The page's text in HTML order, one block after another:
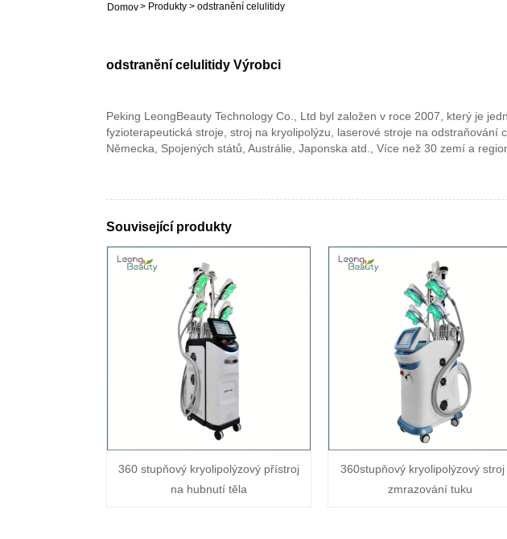
Domov> Produkty > odstranění celulitidy
odstranění celulitidy Výrobci
Peking LeongBeauty Technology Co., Ltd byl založen v roce 2007, který je
fyzioterapeutická stroje, stroj na kryolipolýzu, laserové stroje na odstraňování
Německa, Spojených států, Austrálie, Japonska atd., Více než 30 zemí a
Související produkty
360 stupňový kryolipolýzový přístroj
na hubnutí těla
360stupňový kryolipolýzový stroj
zmrazování tuku